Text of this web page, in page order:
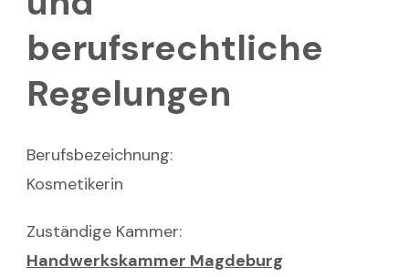
berufsrechtliche
Regelungen
Berufsbezeichnung:
Kosmetikerin
Zuständige Kammer:
Handwerkskammer Magdeburg